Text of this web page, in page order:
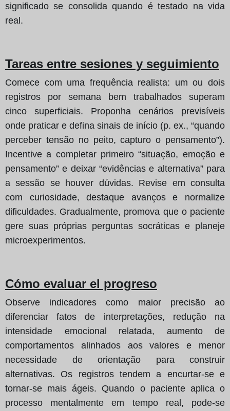
significado se consolida quando é testado na vida
real.
Tareas entre sesiones y seguimiento
Comece com uma frequência realista: um ou dois
registros por semana bem trabalhados superam
cinco superficiais. Proponha cenários previsíveis
onde praticar e defina sinais de início (p. ex., “quando
perceber tensão no peito, capturo o pensamento”).
Incentive a completar primeiro “situação, emoção e
pensamento” e deixar “evidências e alternativa” para
a sessão se houver dúvidas. Revise em consulta
com curiosidade, destaque avanços e normalize
dificuldades. Gradualmente, promova que o paciente
gere suas próprias perguntas socráticas e planeje
microexperimentos.
Cómo evaluar el progreso
Observe indicadores como maior precisão ao
diferenciar fatos de interpretações, redução na
intensidade emocional relatada, aumento de
comportamentos alinhados aos valores e menor
necessidade de orientação para construir
alternativas. Os registros tendem a encurtar‑se e
tornar‑se mais ágeis. Quando o paciente aplica o
processo mentalmente em tempo real, pode‑se